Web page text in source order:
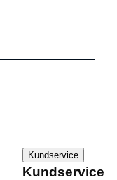
Kundservice
Kundservice